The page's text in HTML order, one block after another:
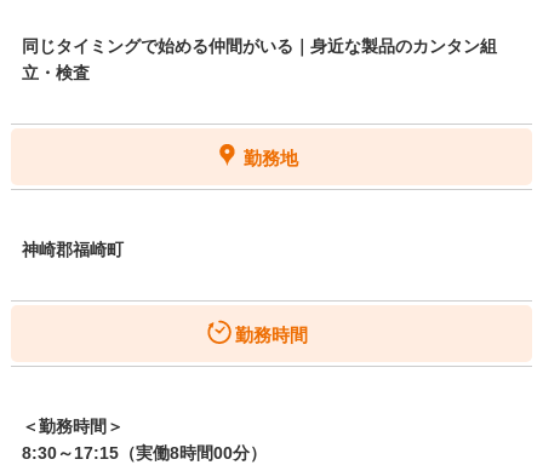
同じタイミングで始める仲間がいる｜身近な製品のカンタン組
立・検査
勤務地
神崎郡福崎町
勤務時間
＜勤務時間＞
8:30～17:15（実働8時間00分）